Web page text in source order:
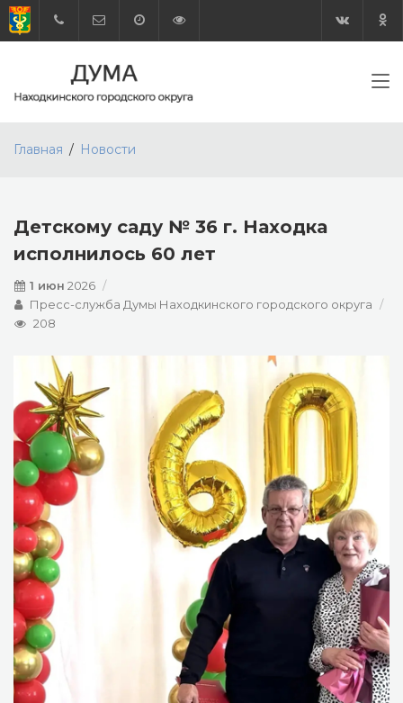
Главная Новости
Детскому саду № 36 г. Находка
исполнилось 60 лет
1 июн 2026
Пресс-служба Думы Находкинского городского округа
208